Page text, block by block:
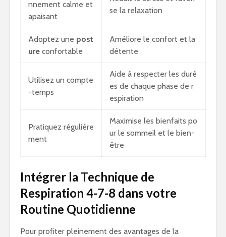
nnement calme et
apaisant
se la relaxation
Adoptez une post
ure confortable
Améliore le confort et la
détente
Utilisez un compte
-temps
Aide à respecter les duré
es de chaque phase de r
espiration
Pratiquez régulière
ment
Maximise les bienfaits po
ur le sommeil et le bien-
être
Intégrer la Technique de
Respiration 4-7-8 dans votre
Routine Quotidienne
Pour profiter pleinement des avantages de la